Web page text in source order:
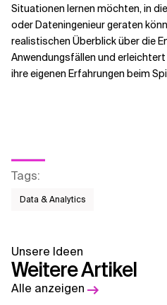
Situationen lernen möchten, in
oder Dateningenieur geraten
realistischen Überblick über die
Anwendungsfällen und
ihre eigenen Erfahrungen beim
Tags:
Data & Analytics
Unsere Ideen
Weitere Artikel
Alle anzeigen